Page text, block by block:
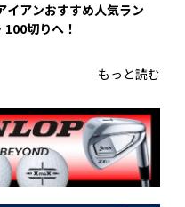
イアンおすすめ人気ラン
切りへ！
もっと読む